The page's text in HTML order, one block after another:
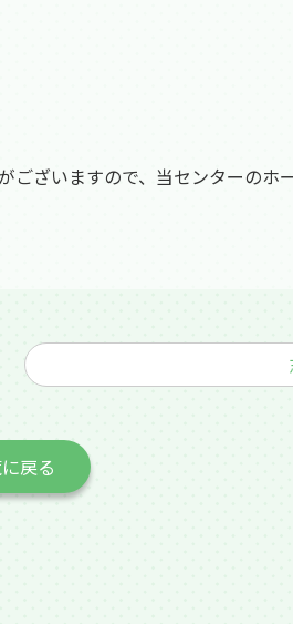
ざいますので、当センターのホ
戻る